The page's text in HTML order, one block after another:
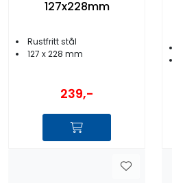
127x228mm
Rustfritt stål
127 x 228 mm
239,-